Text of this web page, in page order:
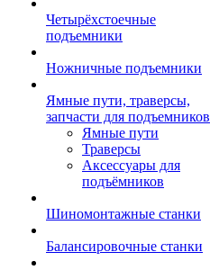
Четырёхстоечные
подъемники
Ножничные подъемники
Ямные пути, траверсы,
запчасти для подъемников
Ямные пути
Траверсы
Аксессуары для
подъёмников
Шиномонтажные станки
Балансировочные станки